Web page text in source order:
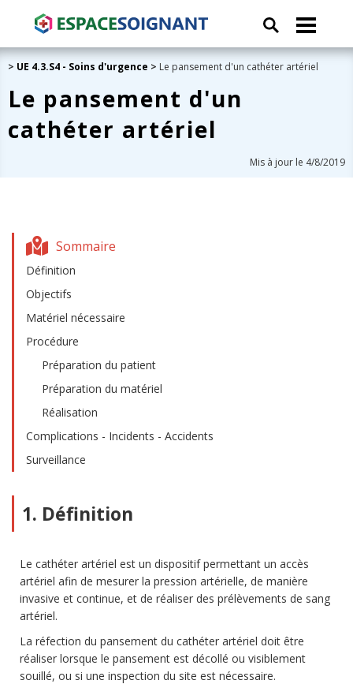
> UE 4.3.S4 - Soins d'urgence > Le pansement d'un cathéter artériel
Le pansement d'un
cathéter artériel
Mis à jour le 4/8/2019
Sommaire
Définition
Objectifs
Matériel nécessaire
Procédure
Préparation du patient
Préparation du matériel
Réalisation
Complications - Incidents - Accidents
Surveillance
1. Définition
Le cathéter artériel est un dispositif permettant un accès
artériel afin de mesurer la pression artérielle, de manière
invasive et continue, et de réaliser des prélèvements de sang
artériel.
La réfection du pansement du cathéter artériel doit être
réaliser lorsque le pansement est décollé ou visiblement
souillé, ou si une inspection du site est nécessaire.